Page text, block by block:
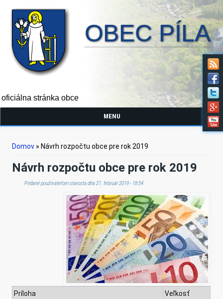
OBEC PÍLA
oficiálna stránka obce
MENU
Nachádzate sa tu
Domov » Návrh rozpočtu obce pre rok 2019
Návrh rozpočtu obce pre rok 2019
Pridané používateľomstarostadňa 21. február 2019 - 18:54
Príloha
Veľkosť